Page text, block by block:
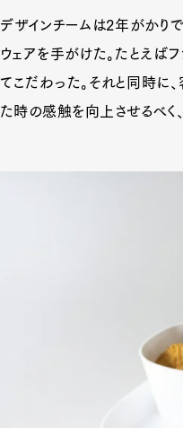
デザインチームは2年がかり
ウェアを手がけた。たとえば
てこだわった。それと同時に
た時の感触を向上させるべく